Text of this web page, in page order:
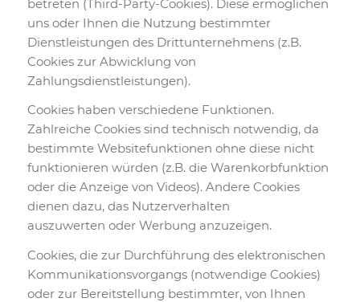
betreten (Third-Party-Cookies). Diese ermöglichen
uns oder Ihnen die Nutzung bestimmter
Dienstleistungen des Drittunternehmens (z.B.
Cookies zur Abwicklung von
Zahlungsdienstleistungen).
Cookies haben verschiedene Funktionen.
Zahlreiche Cookies sind technisch notwendig, da
bestimmte Websitefunktionen ohne diese nicht
funktionieren würden (z.B. die Warenkorbfunktion
oder die Anzeige von Videos). Andere Cookies
dienen dazu, das Nutzerverhalten
auszuwerten oder Werbung anzuzeigen.
Cookies, die zur Durchführung des elektronischen
Kommunikationsvorgangs (notwendige Cookies)
oder zur Bereitstellung bestimmter, von Ihnen